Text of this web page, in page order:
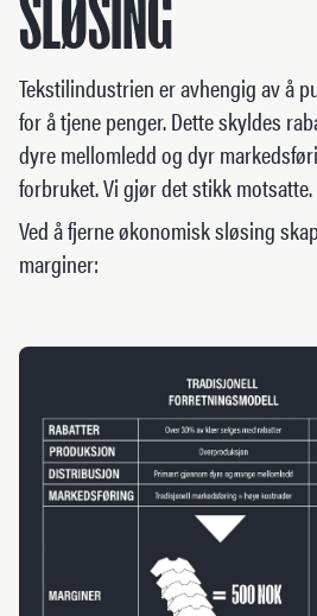
SLØSING
Tekstilindustrien er avhengig av å
for å tjene penger. Dette skyldes
dyre mellomledd og dyr
forbruket. Vi gjør det stikk motsatte.
Ved å fjerne økonomisk sløsing
marginer: